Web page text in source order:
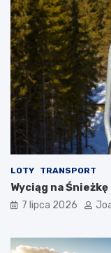
LOTY TRANSPORT
Wyciąg na
7 lipca 2026